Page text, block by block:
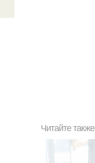
Читайте также